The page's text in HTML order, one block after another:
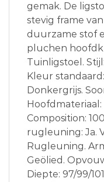
gemak. De
stevig frame
duurzame stof
pluchen
Tuinligstoel.
Kleur
Donkergrijs.
Hoofdmateriaal:
Composition:
rugleuning: Ja.
Rugleuning.
Geölied.
Diepte: 97/99/